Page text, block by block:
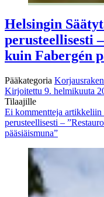
Helsingin
perusteellisesti
kuin Fabergén
Pääkategoria
Kirjoitettu 9. helmikuuta
Tilaajille
Ei kommentteja artikkeliin
perusteellisesti –
pääsiäismuna”